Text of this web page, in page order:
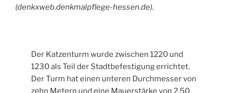
(denkxweb.denkmalpflege-hessen.de).
Der Katzenturm wurde zwischen 1220 und
1230 als Teil der Stadtbefestigung errichtet.
Der Turm hat einen unteren Durchmesser von
zehn Metern und eine Mauerstärke von 2,50